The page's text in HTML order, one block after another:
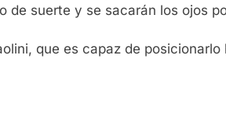
de suerte y se sacarán los ojos
que es capaz de posicionarlo